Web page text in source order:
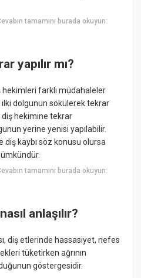
tamamını burada okuyun:
yapılır mı?
hekimleri farklı müdahaleler
dolgunun sökülerek tekrar
diş hekimine tekrar
yerine yenisi yapılabilir.
diş kaybı söz konusu olursa
tamamını burada okuyun:
anlaşılır?
diş etlerinde hassasiyet, nefes
tüketirken ağrının
göstergesidir.